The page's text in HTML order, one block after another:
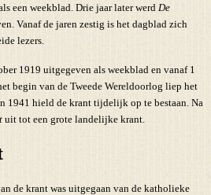
een weekblad. Drie jaar later werd De
Vanaf de jaren zestig is het dagblad zich
lezers.
1919 uitgegeven als weekblad en vanaf 1
begin van de Tweede Wereldoorlog liep het
1941 hield de krant tijdelijk op te bestaan. Na
uit tot een grote landelijke krant.
de krant was uitgegaan van de katholieke